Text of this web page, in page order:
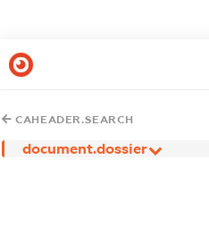
CAHEADER.SEARCH
document.dossier